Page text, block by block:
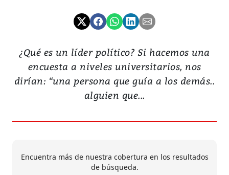
¿Qué es un líder político? Si hacemos una
encuesta a niveles universitarios, nos
dirían: “una persona que guía a los demás..
alguien que...
Encuentra más de nuestra cobertura en los resultados
de búsqueda.